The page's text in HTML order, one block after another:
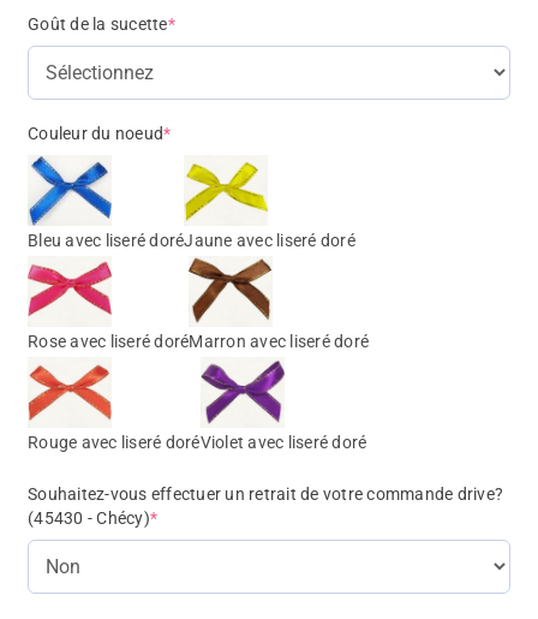
Goût de la sucette*
Couleur du noeud*
Bleu avec liseré doréJaune avec liseré doré
Rose avec liseré doréMarron avec liseré doré
Rouge avec liseré doréViolet avec liseré doré
Souhaitez-vous effectuer un retrait de votre commande drive?
(45430 - Chécy)*